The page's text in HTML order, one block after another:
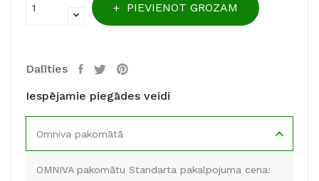
PIEVIENOT GROZAM
Dalīties
Iespējamie piegādes veidi
Omniva pakomātā
OMNIVA pakomātu Standarta pakalpojuma cena: